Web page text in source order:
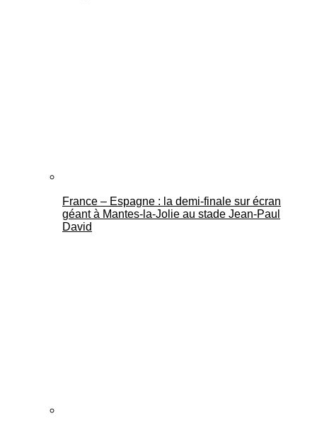
France – Espagne : la demi-finale sur écran
géant à Mantes-la-Jolie au stade Jean-Paul
David